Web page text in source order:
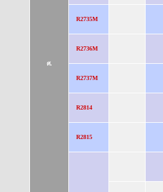
ศ.
R2735M
R2736M
R2737M
R2814
R2815